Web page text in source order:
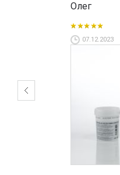
Олег
07.12.2023